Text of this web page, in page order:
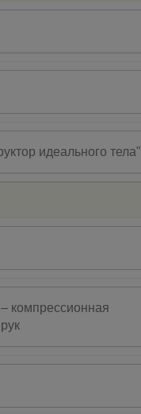
идеального тела"
компрессионная